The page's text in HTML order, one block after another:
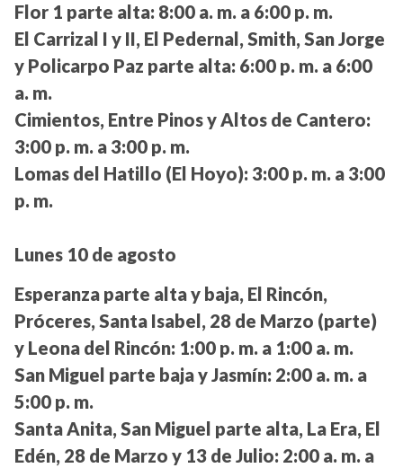
Flor 1 parte alta: 8:00 a. m. a 6:00 p. m.
El Carrizal I y II, El Pedernal, Smith, San Jorge
y Policarpo Paz parte alta: 6:00 p. m. a 6:00
a. m.
Cimientos, Entre Pinos y Altos de Cantero:
3:00 p. m. a 3:00 p. m.
Lomas del Hatillo (El Hoyo): 3:00 p. m. a 3:00
p. m.
Lunes 10 de agosto
Esperanza parte alta y baja, El Rincón,
Próceres, Santa Isabel, 28 de Marzo (parte)
y Leona del Rincón: 1:00 p. m. a 1:00 a. m.
San Miguel parte baja y Jasmín: 2:00 a. m. a
5:00 p. m.
Santa Anita, San Miguel parte alta, La Era, El
Edén, 28 de Marzo y 13 de Julio: 2:00 a. m. a